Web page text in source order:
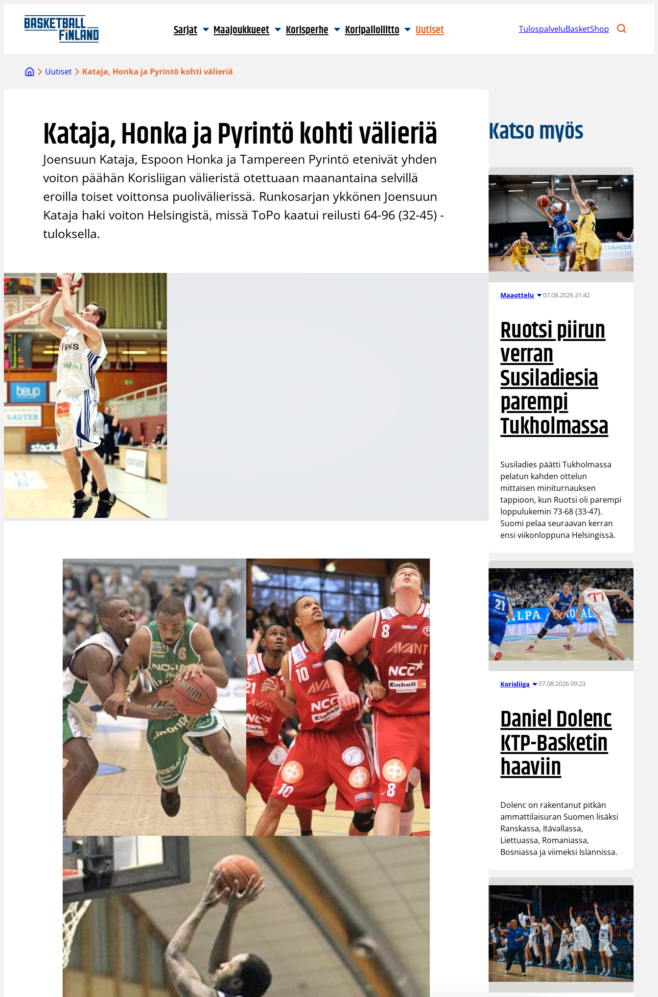
sisältöön
Sarjat Maajoukkueet Korisperhe Koripalloliitto Uutiset TulospalveluBasketShop
Uutiset Kataja, Honka ja Pyrintö kohti välieriä
Kataja, Honka ja Pyrintö kohti välieriä
Joensuun Kataja, Espoon Honka ja Tampereen Pyrintö etenivät yhden
voiton päähän Korisliigan välieristä otettuaan maanantaina selvillä
eroilla toiset voittonsa puolivälierissä. Runkosarjan ykkönen Joensuun
Kataja haki voiton Helsingistä, missä ToPo kaatui reilusti 64-96 (32-45) -
tuloksella.
Katso myös
Maaottelu 07.08.2026 21:42
Ruotsi piirun
verran
Susiladiesia
parempi
Tukholmassa
Susiladies päätti Tukholmassa
pelatun kahden ottelun
mittaisen miniturnauksen
tappioon, kun Ruotsi oli parempi
loppulukemin 73-68 (33-47).
Suomi pelaa seuraavan kerran
ensi viikonloppuna Helsingissä.
Korisliiga 07.08.2026 09:23
Daniel Dolenc
KTP-Basketin
haaviin
Dolenc on rakentanut pitkän
ammattilaisuran Suomen lisäksi
Ranskassa, Itävallassa,
Liettuassa, Romaniassa,
Bosniassa ja viimeksi Islannissa.